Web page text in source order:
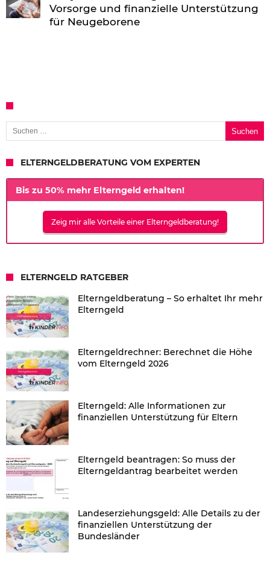
Vorsorge und finanzielle Unterstützung
für Neugeborene
Suchen nach:
ELTERNGELDBERATUNG VOM EXPERTEN
Bis zu 50% mehr Elterngeld erhalten!
Zeig mir alle Vorteile einer Elterngeldberatung!
ELTERNGELD RATGEBER
Elterngeldberatung – So erhaltet Ihr mehr
Elterngeld
Elterngeldrechner: Berechnet die Höhe
vom Elterngeld 2026
Elterngeld: Alle Informationen zur
finanziellen Unterstützung für Eltern
Elterngeld beantragen: So muss der
Elterngeldantrag bearbeitet werden
Landeserziehungsgeld: Alle Details zu der
finanziellen Unterstützung der
Bundesländer